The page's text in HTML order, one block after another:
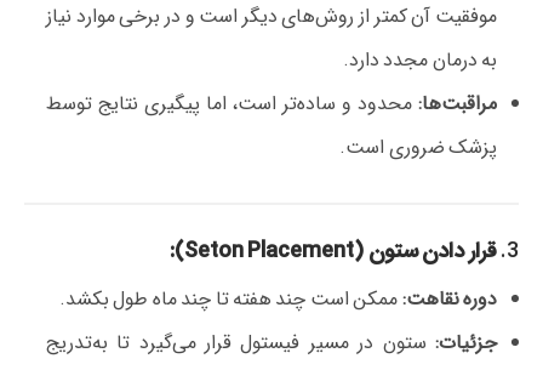
موفقیت آن کمتر از روش‌های دیگر است و در برخی موارد نیاز
به درمان مجدد دارد.
مراقبت‌ها: محدود و ساده‌تر است، اما پیگیری نتایج توسط
پزشک ضروری است.
3. قرار دادن ستون (Seton Placement):
دوره نقاهت:ممکن است چند هفته تا چند ماه طول بکشد.
جزئیات: ستون در مسیر فیستول قرار می‌گیرد تا به‌تدریج